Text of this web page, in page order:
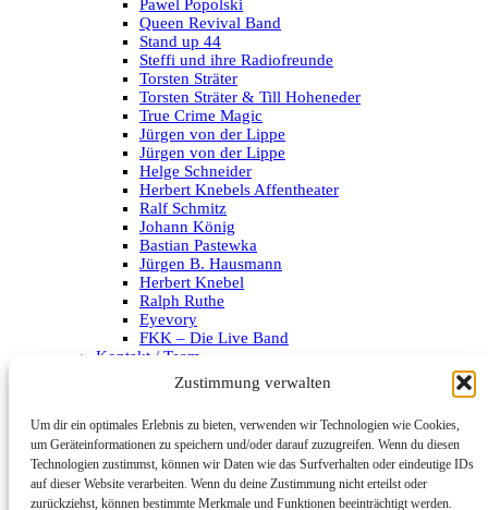
Zustimmung verwalten
Um dir ein optimales Erlebnis zu bieten, verwenden wir Technologien wie Cookies,
um Geräteinformationen zu speichern und/oder darauf zuzugreifen. Wenn du diesen
Technologien zustimmst, können wir Daten wie das Surfverhalten oder eindeutige IDs
auf dieser Website verarbeiten. Wenn du deine Zustimmung nicht erteilst oder
zurückziehst, können bestimmte Merkmale und Funktionen beeinträchtigt werden.
Pawel Popolski
Queen Revival Band
Stand up 44
Steffi und ihre Radiofreunde
Torsten Sträter
Torsten Sträter & Till Hoheneder
True Crime Magic
Jürgen von der Lippe
Jürgen von der Lippe
Helge Schneider
Herbert Knebels Affentheater
Ralf Schmitz
Johann König
Bastian Pastewka
Jürgen B. Hausmann
Herbert Knebel
Ralph Ruthe
Eyevory
FKK – Die Live Band
Kontakt / Team
Datenschutzerklärung
Archiv
Kategorien